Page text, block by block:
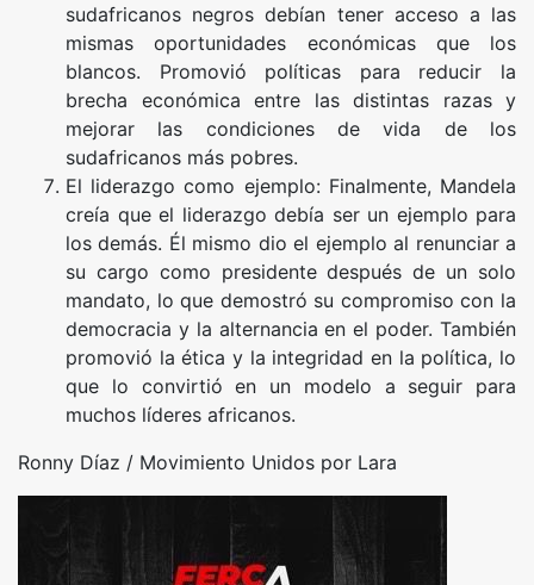
sudafricanos negros debían tener acceso a las
mismas oportunidades económicas que los
blancos. Promovió políticas para reducir la
brecha económica entre las distintas razas y
mejorar las condiciones de vida de los
sudafricanos más pobres.
El liderazgo como ejemplo: Finalmente, Mandela
creía que el liderazgo debía ser un ejemplo para
los demás. Él mismo dio el ejemplo al renunciar a
su cargo como presidente después de un solo
mandato, lo que demostró su compromiso con la
democracia y la alternancia en el poder. También
promovió la ética y la integridad en la política, lo
que lo convirtió en un modelo a seguir para
muchos líderes africanos.
Ronny Díaz / Movimiento Unidos por Lara